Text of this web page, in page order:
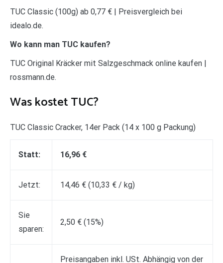
TUC Classic (100g) ab 0,77 € | Preisvergleich bei
idealo.de.
Wo kann man TUC kaufen?
TUC Original Kräcker mit Salzgeschmack online kaufen |
rossmann.de.
Was kostet TUC?
TUC Classic Cracker, 14er Pack (14 x 100 g Packung)
Statt: 16,96 €
Jetzt: 14,46 € (10,33 € / kg)
Sie
sparen:
2,50 € (15%)
Preisangaben inkl. USt. Abhängig von der